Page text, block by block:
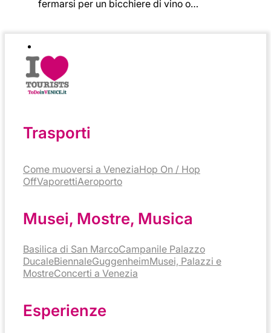
fermarsi per un bicchiere di vino o…
Trasporti
Come muoversi a VeneziaHop On / Hop
OffVaporettiAeroporto
Musei, Mostre, Musica
Basilica di San MarcoCampanile Palazzo
DucaleBiennaleGuggenheimMusei, Palazzi e
MostreConcerti a Venezia
Esperienze